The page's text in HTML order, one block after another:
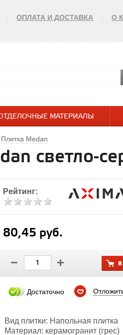
ОПЛАТА И ДОСТАВКА О
МАТЕРИАЛЫ
Плитка Medan
светло-
Рейтинг:
80,45 руб.
Достаточно
Вид плитки: Напольная плитка
Материал: керамогранит (грес)